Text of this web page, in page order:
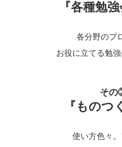
『各種勉
各分野のプ
お役に立てる勉強
そ
『ものつ
使い方色々。